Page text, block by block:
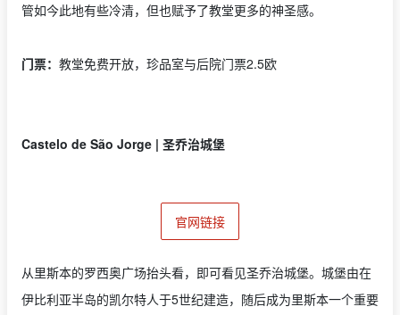
管如今此地有些冷清，但也赋予了教堂更多的神圣感。
门票： 教堂免费开放，珍品室与后院门票2.5欧
Castelo de São Jorge | 圣乔治城堡
官网链接
从里斯本的罗西奥广场抬头看，即可看见圣乔治城堡。城堡由在
伊比利亚半岛的凯尔特人于5世纪建造，随后成为里斯本一个重要